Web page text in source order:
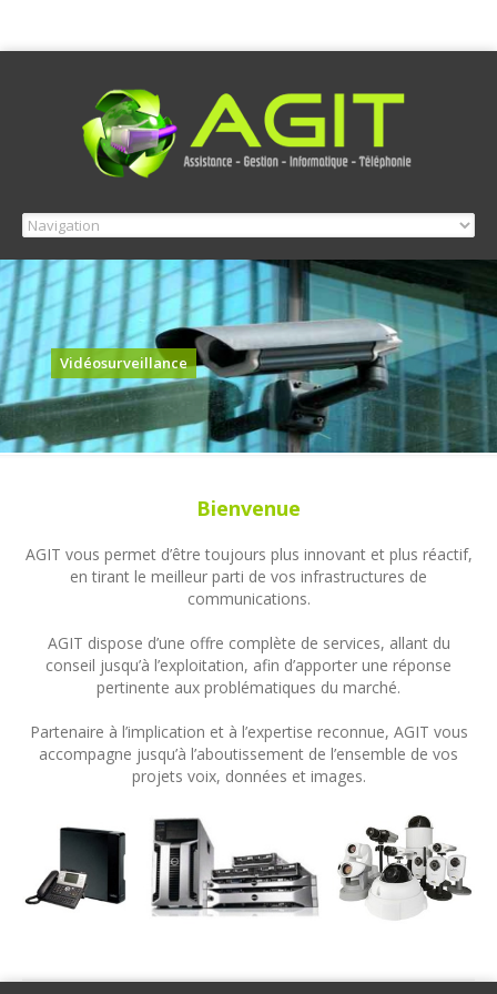
Vidéosurveillance
Bienvenue
AGIT vous permet d’être toujours plus innovant et plus réactif,
en tirant le meilleur parti de vos infrastructures de
communications.
AGIT dispose d’une offre complète de services, allant du
conseil jusqu’à l’exploitation, afin d’apporter une réponse
pertinente aux problématiques du marché.
Partenaire à l’implication et à l’expertise reconnue, AGIT vous
accompagne jusqu’à l’aboutissement de l’ensemble de vos
projets voix, données et images.